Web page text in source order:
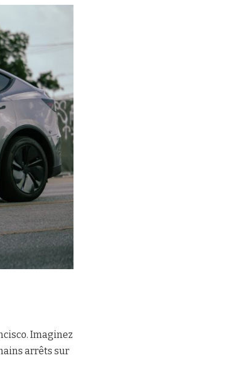
Imaginez
arrêts sur